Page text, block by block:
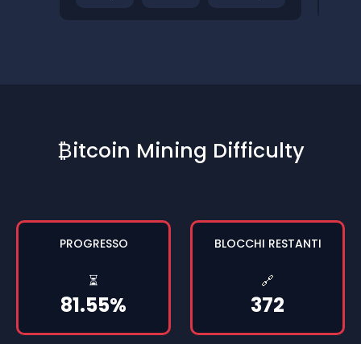
₿itcoin Mining Difficulty
PROGRESSO
⏳
81.55%
BLOCCHI RESTANTI
🔗
372